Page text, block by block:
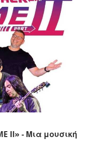
II» - Μια μουσική